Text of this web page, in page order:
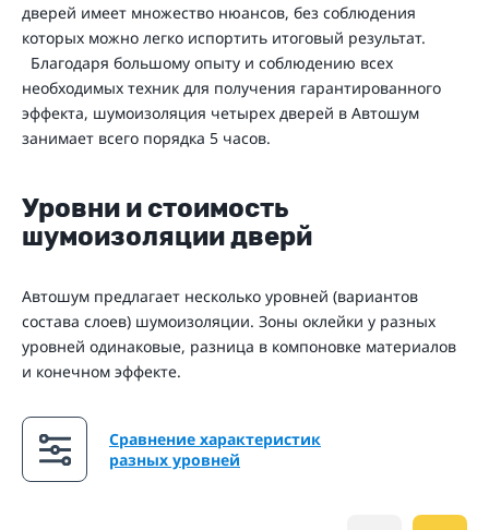
дверей имеет множество нюансов, без соблюдения
которых можно легко испортить итоговый результат.
Благодаря большому опыту и соблюдению всех
необходимых техник для получения гарантированного
эффекта, шумоизоляция четырех дверей в Автошум
занимает всего порядка 5 часов.
Уровни и стоимость
шумоизоляции дверй
Автошум предлагает несколько уровней (вариантов
состава слоев) шумоизоляции. Зоны оклейки у разных
уровней одинаковые, разница в компоновке материалов
и конечном эффекте.
Сравнение характеристик
разных уровней